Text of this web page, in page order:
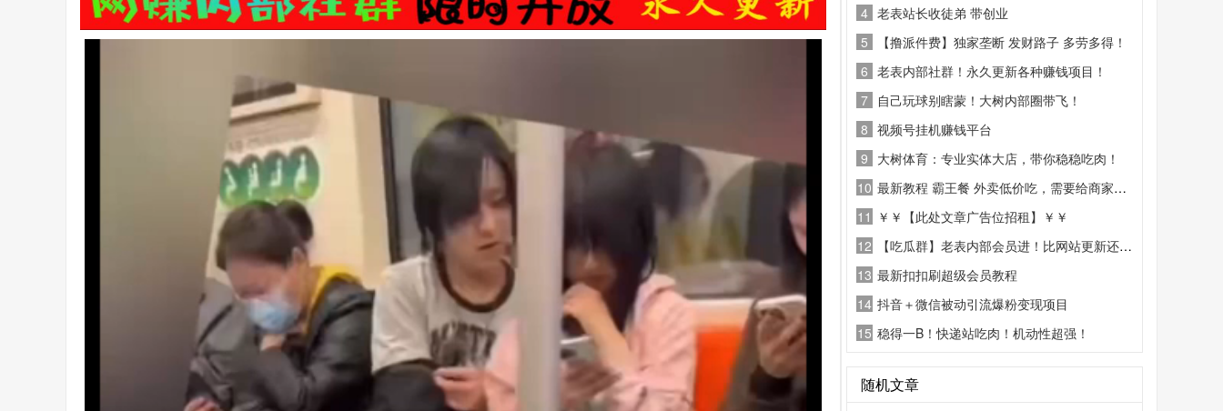
4 老表站长收徒弟 带创业
5
【撸派件费】独家垄断 发财路子 多劳多得！
6 老表内部社群！永久更新各种赚钱项目！
7 自己玩球别瞎蒙！大树内部圈带飞！
8 视频号挂机赚钱平台
9 大树体育：专业实体大店，带你稳稳吃肉！
10 最新教程 霸王餐 外卖低价吃，需要给商家好评
11 ￥￥【此处文章广告位招租】￥￥
12
【吃瓜群】老表内部会员进！比网站更新还精彩！
13 最新扣扣刷超级会员教程
14 抖音＋微信被动引流爆粉变现项目
15 稳得一B！快递站吃肉！机动性超强！
随机文章